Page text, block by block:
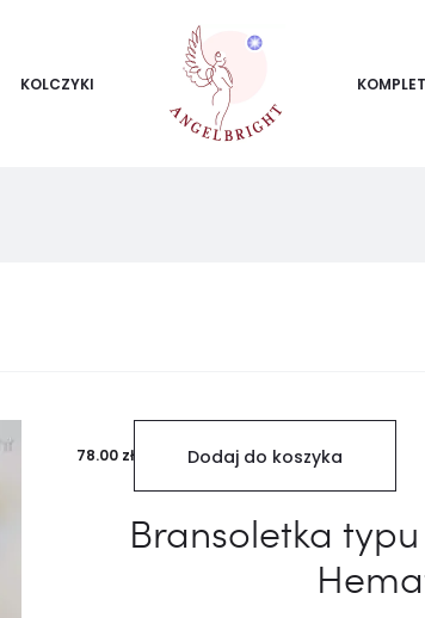
KOLCZYKI
78.00 zł Dodaj do koszyka
Bransoletka